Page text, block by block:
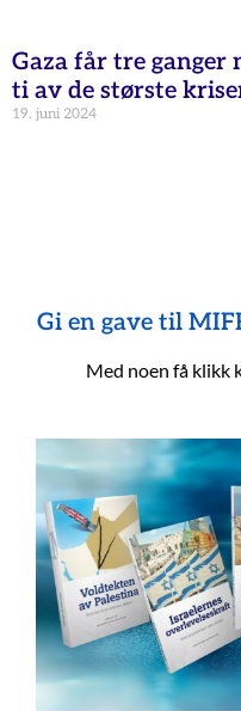
Gaza får tre ganger
ti av de største
19. juni 2024
Gi en gave til
Med noen få klikk